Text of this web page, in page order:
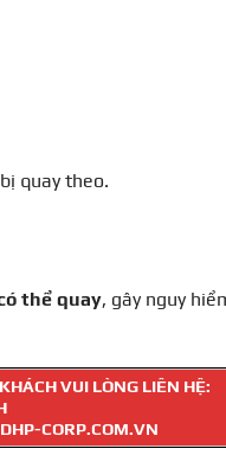
quay theo.
thể quay, gây nguy
VUI LÒNG LIÊN HỆ:
CORP.COM.VN